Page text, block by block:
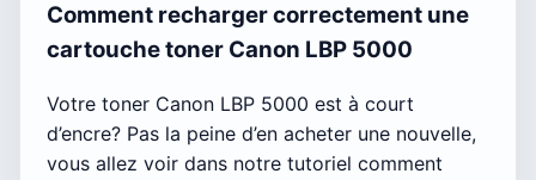
Comment recharger correctement une
cartouche toner Canon LBP 5000
Votre toner Canon LBP 5000 est à court
d’encre? Pas la peine d’en acheter une nouvelle,
vous allez voir dans notre tutoriel comment